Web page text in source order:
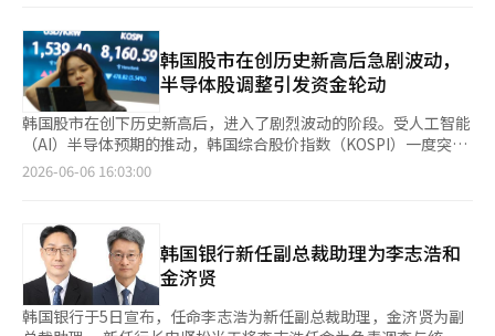
费者物价指数（CPI）和欧洲中央银行（ECB）的货币政策会议结
果也被视为主要变量。 预计将在10日公布的美国5月CPI同比将上
涨约4%。在国际油价超过每桶90美元的情况下，若物价压力持
续，可能导致美国联邦储备系统（Fed）降息预期减弱，从而加大
美元走强和汇率上涨的压力。 专家们一致认为，汇率的稳定需要
中东局势缓和和国际油价下跌作为前提。虽然外资流动和海外投资
的供需因素也很重要，但最终油价和地缘政治风险将很大程度上决
定汇率的走向。 iM证券研究员朴相贤表示：“如果停战谈判在短
力，可能导致美元贬值。” 他进一步指出：“如果伊朗风险得到
缓解，汇率可能迅速跌破1450韩元，尽管外国股票净卖出和海外
投资扩大的供需不安因素仍然存在，但经济改善等基本面因素将会
在很大程度上抵消这些影响。”※ 本报道经人工智能（AI）系统翻
译与编辑。
（Brad Setser）也表示，“作为半导体需求激增的最大受益国之
一，仍在危机水平汇率下交易的现象难以解释。”实际上，FT提
出的问题意识非常重要，因为这是当前韩国经济中最重要的问题之
一。我们正在销售世界顶级的半导体，为什么韩元却没有走强？
FT对此提出了两个关键原因。第一个是全球资金的再平衡现象。
自去年秋季以来，韩国股市经历了爆炸性的上涨。在对AI半导体超
级周期的期待中，以三星电子和SK海力士为中心的市场整体急剧
上涨。问题在于上涨过快。全球基金对特定国家或特定股票的比重
时，出于风险管理的考虑，必须进行部分抛售。FT指出，外国投
资者今年以来在韩国股票上的净卖出额达到了创纪录的790亿美
元。这并不是因为韩国经济不好，恰恰相反，是因为经济太好。
KOSPI的急剧上涨使其超出了全球资产配置的标准，因此出现了大
量的投资组合调整抛售。卖出股票的外国投资者将韩元兑换成美
元，汇回本国。这自然导致了韩元贬值的压力。韩国经济越好，短
金与资产收益所带来的财富集中效应，正加剧韩国社会的阶层焦
虑、通胀压力与经济分化。 三星电子是全球最大的存储芯片供应
商，其产品被广泛应用于智能手机、电动汽车，以及为
ChatGPT、Claude等AI服务提供支撑的数据中心服务器。正是在
AI芯片需求爆发、公司业绩大幅攀升的背景下，一场持续数月的绩
效奖金劳资争议近期最终落幕。 争议的核心，在于AI热潮带动半导
体业务利润暴增后，员工对奖金分配方式的强烈不满。随着三星有
望在今年年底跻身全球利润最高企业之列，员工们要求分享更多成
资双方未能就薪资等问题达成协议，将于次日依法启动全面罢工。
此后，劳资双方经历多轮谈判，分歧一度持续扩大，谈判数度破
裂。就在原定罢工启动前90分钟，双方终于达成初步协议——公司
将拿出相当于营业利润10.5%的股票作为奖金，另发放1.5%的现
金奖金。协议随后提交工会投票，以约74%的赞成率获得通过，原
定大规模罢工计划随之取消。本次投票于上月22日下午启动，27
韩国股市在创历史新高后急剧波动，
半导体股调整引发资金轮动
韩国股市在创下历史新高后，进入了剧烈波动的阶段。受人工智能
（AI）半导体预期的推动，韩国综合股价指数（KOSPI）一度突破
8900点，但由于半导体股的获利了结、外资资金流出以及汇率急
央银行（ECB）货币政策会议，预计在半导体主导的市场中可能出
现资金轮动。 根据韩国交易所的数据，6月5日，韩国综合股价指
数收盘报8160.59点，较前一交易日下跌478.82点（5.54%）。在
1日至5日的一周内，韩国综合股价指数和KOSDAQ分别下跌3.72%
和6.73%。尤其是，KOSPI在6月1日上涨3.68%后，6月2日首次突
2026-06-06 16:03:00
韩国银行新任副总裁助理为李志浩和
金济贤
韩国银行于5日宣布，任命李志浩为新任副总裁助理，金济贤为副